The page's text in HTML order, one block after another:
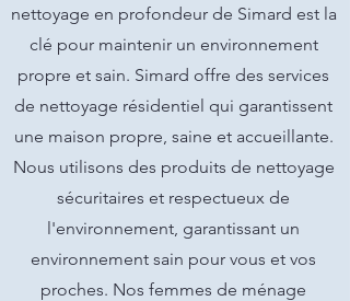
nettoyage en profondeur de Simard est la
clé pour maintenir un environnement
propre et sain. Simard offre des services
de nettoyage résidentiel qui garantissent
une maison propre, saine et accueillante.
Nous utilisons des produits de nettoyage
sécuritaires et respectueux de
l'environnement, garantissant un
environnement sain pour vous et vos
proches. Nos femmes de ménage